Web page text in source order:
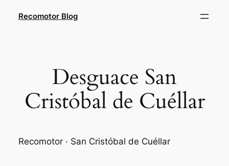
Recomotor Blog
Desguace San
Cristóbal de Cuéllar
Recomotor · San Cristóbal de Cuéllar